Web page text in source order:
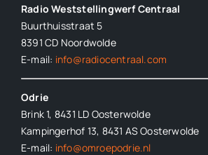
Radio Weststellingwerf Centraal
Buurthuisstraat 5
8391 CD Noordwolde
E-mail: info@radiocentraal.com
Odrie
Brink 1, 8431 LD Oosterwolde
Kampingerhof 13, 8431 AS Oosterwolde
E-mail: info@omroepodrie.nl